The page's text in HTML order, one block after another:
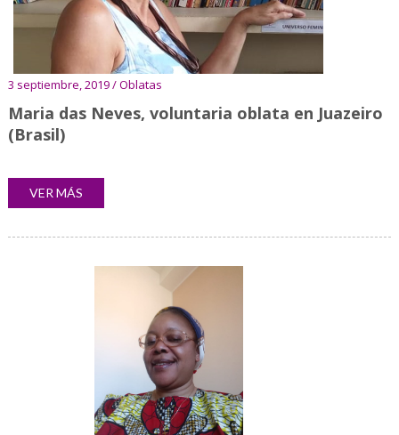
3 septiembre, 2019 / Oblatas
Maria das Neves, voluntaria oblata en Juazeiro
(Brasil)
VER MÁS